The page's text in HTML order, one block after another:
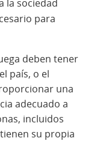
la sociedad
para
deben tener
país, o el
una
adecuado a
incluidos
su propia